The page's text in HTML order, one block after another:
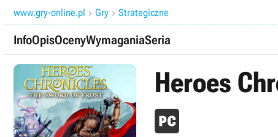
www.gry-online.pl  Gry  Strategiczne
InfoOpisOcenyWymaganiaSeria
Heroes